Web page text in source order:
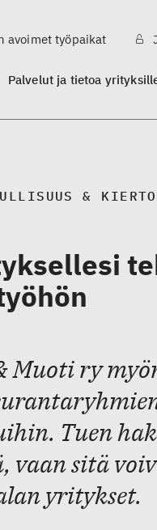
avoimet työpaikat
Palvelut ja tietoa
&
Muoti ry
Tuen
vaan sitä
yritykset.